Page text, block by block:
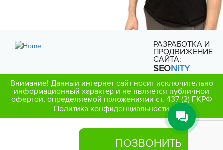
РАЗРАБОТКА И
ПРОДВИЖЕНИЕ
САЙТА:
SEONITY
Внимание! Данный интернет-сайт носит исключительно
информационный характер и не является публичной
офертой, определяемой положениями ст. 437 (2) ГКРФ
Политика конфиденциальности
ПОЗВОНИТЬ